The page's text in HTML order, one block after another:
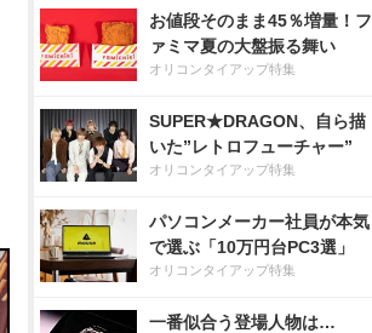
お値段そのまま45％増量！フ
ァミマ夏の大盤振る舞い
オリコンタイアップ特集
SUPER★DRAGON、自ら描
いた”レトロフューチャー”
オリコンタイアップ特集
パソコンメーカー社員が本気
で選ぶ「10万円台PC3選」
オリコンタイアップ特集
一番似合う登場人物は…